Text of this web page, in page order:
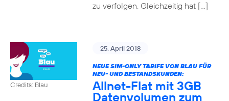
zu verfolgen. Gleichzeitig hat […]
Credits: Blau
25. April 2018
NEUE SIM-ONLY TARIFE VON BLAU FÜR
NEU- UND BESTANDSKUNDEN:
Allnet-Flat mit 3GB
Datenvolumen zum